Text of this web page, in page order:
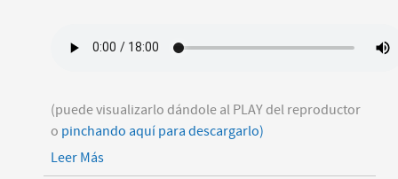
(puede visualizarlo dándole al PLAY del reproductor
o pinchando aquí para descargarlo)
Leer Más